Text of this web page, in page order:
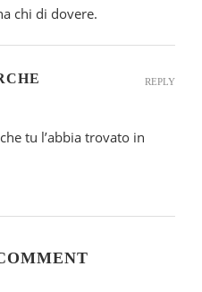
chi di dovere.
tu l’abbia trovato in
REPLY